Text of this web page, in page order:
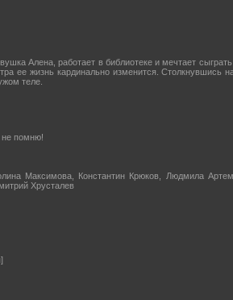
Алена, работает в библиотеке и мечтает
ее жизнь кардинально изменится. Столкнувшись
теле.
не помню!
Максимова, Константин Крюков, Людмила
Хрусталев